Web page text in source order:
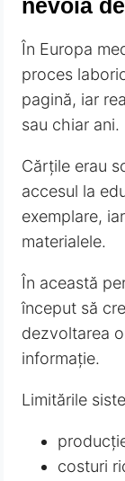
nevoia
În Europa
proces
pagină, iar
sau chiar ani.
Cărțile erau
accesul la
exemplare,
materialele.
În această
început să
dezvoltarea
informație.
Limitările
costuri